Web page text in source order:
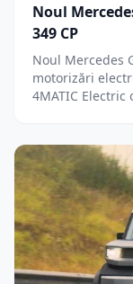
Noul
349 CP
Noul Mercedes
motorizări
4MATIC Electric